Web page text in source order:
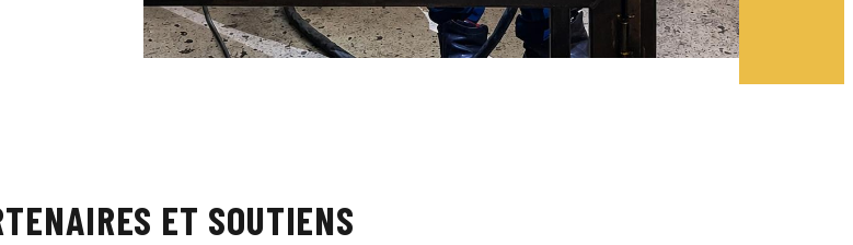
ET SOUTIENS